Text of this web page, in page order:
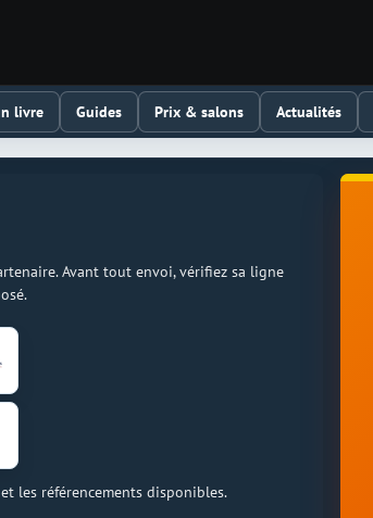
livre Guides Prix & salons Actualités
Avant tout envoi, vérifiez sa ligne
les référencements disponibles.